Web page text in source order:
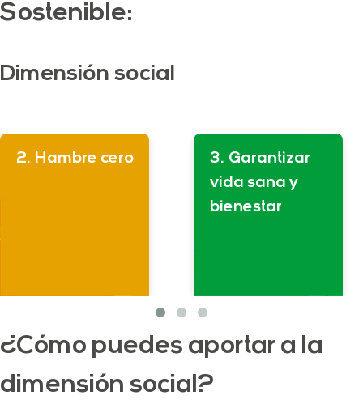
Sostenible:
Dimensión social
2. Hambre cero
3. Garantizar
vida sana y
bienestar
¿Cómo puedes aportar a la
dimensión social?